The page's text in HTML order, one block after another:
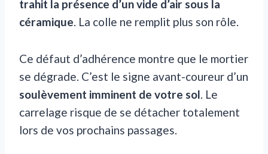
trahit la présence d’un vide d’air sous la
céramique. La colle ne remplit plus son rôle.
Ce défaut d’adhérence montre que le mortier
se dégrade. C’est le signe avant-coureur d’un
soulèvement imminent de votre sol. Le
carrelage risque de se détacher totalement
lors de vos prochains passages.